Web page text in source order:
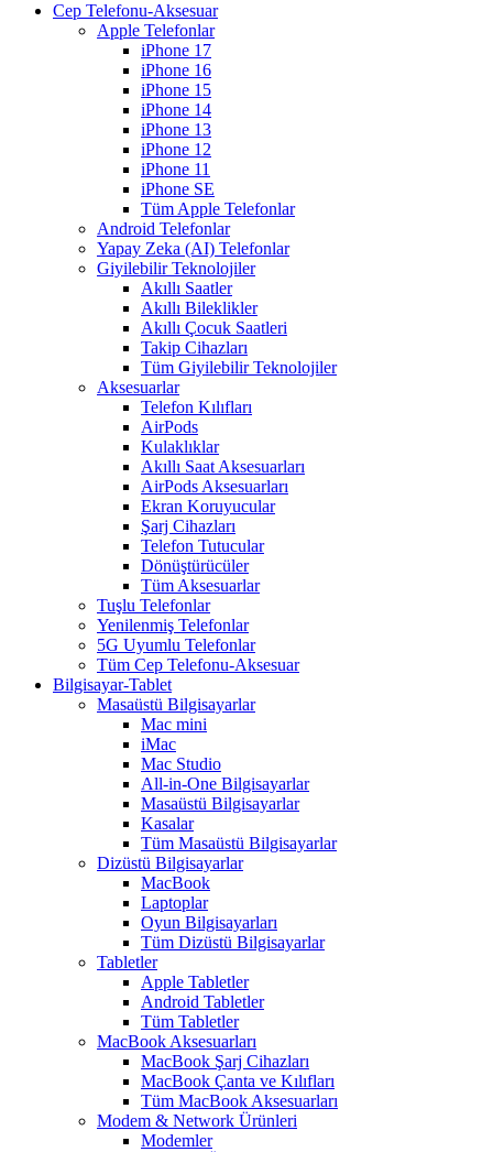
Cep Telefonu-Aksesuar
Apple Telefonlar
iPhone 17
iPhone 16
iPhone 15
iPhone 14
iPhone 13
iPhone 12
iPhone 11
iPhone SE
Tüm Apple Telefonlar
Android Telefonlar
Yapay Zeka (AI) Telefonlar
Giyilebilir Teknolojiler
Akıllı Saatler
Akıllı Bileklikler
Akıllı Çocuk Saatleri
Takip Cihazları
Tüm Giyilebilir Teknolojiler
Aksesuarlar
Telefon Kılıfları
AirPods
Kulaklıklar
Akıllı Saat Aksesuarları
AirPods Aksesuarları
Ekran Koruyucular
Şarj Cihazları
Telefon Tutucular
Dönüştürücüler
Tüm Aksesuarlar
Tuşlu Telefonlar
Yenilenmiş Telefonlar
5G Uyumlu Telefonlar
Tüm Cep Telefonu-Aksesuar
Bilgisayar-Tablet
Masaüstü Bilgisayarlar
Mac mini
iMac
Mac Studio
All-in-One Bilgisayarlar
Masaüstü Bilgisayarlar
Kasalar
Tüm Masaüstü Bilgisayarlar
Dizüstü Bilgisayarlar
MacBook
Laptoplar
Oyun Bilgisayarları
Tüm Dizüstü Bilgisayarlar
Tabletler
Apple Tabletler
Android Tabletler
Tüm Tabletler
MacBook Aksesuarları
MacBook Şarj Cihazları
MacBook Çanta ve Kılıfları
Tüm MacBook Aksesuarları
Modem & Network Ürünleri
Modemler